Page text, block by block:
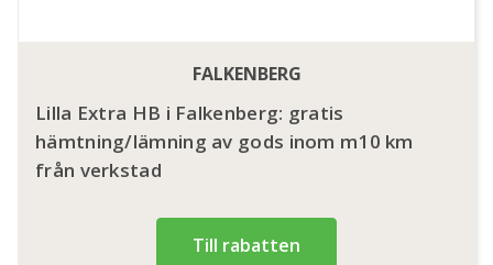
FALKENBERG
Lilla Extra HB i Falkenberg: gratis
hämtning/lämning av gods inom m10 km
från verkstad
Till rabatten